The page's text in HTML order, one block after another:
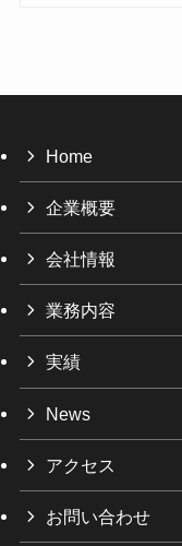
Home
企業概要
会社情報
業務内容
実績
News
アクセス
お問い合わせ